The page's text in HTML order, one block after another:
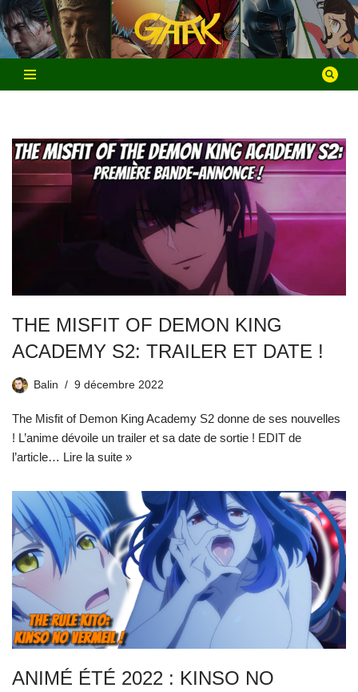
Aller
au
contenu
THE MISFIT OF DEMON KING
ACADEMY S2: TRAILER ET DATE !
Balin 9 décembre 2022
The Misfit of Demon King Academy S2 donne de ses nouvelles
! L’anime dévoile un trailer et sa date de sortie ! EDIT de
l’article… Lire la suite »
ANIMÉ ÉTÉ 2022 : KINSO NO